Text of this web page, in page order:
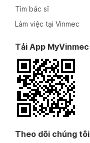
Tìm bác sĩ
Làm việc tại Vinmec
Tải App MyVinmec
Theo dõi chúng tôi